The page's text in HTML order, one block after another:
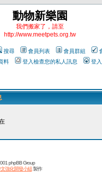
動物新樂園
我們搬家了，請至
http://www.meetpets.org.tw
搜尋 會員列表 會員群組
料
登入檢查您的私人訊息 登入
phpBB Group
強化開發小組製作